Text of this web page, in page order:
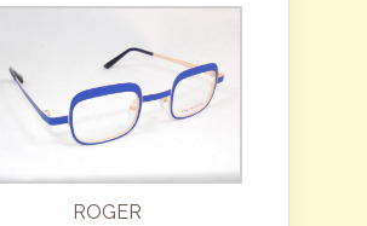
ROGER